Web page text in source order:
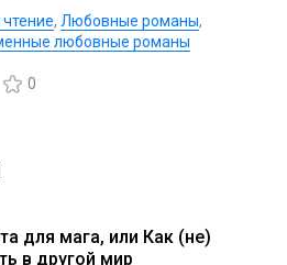
, Любовные романы,
любовные романы
0
для мага, или Как (не)
в другой мир